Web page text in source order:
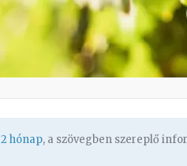
2 hónap, a szövegben szereplő